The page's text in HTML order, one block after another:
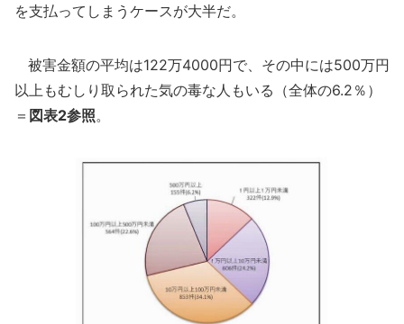
を支払ってしまうケースが大半だ。
被害金額の平均は122万4000円で、その中には500万円
以上もむしり取られた気の毒な人もいる（全体の6.2％）
＝ 図表2参照。